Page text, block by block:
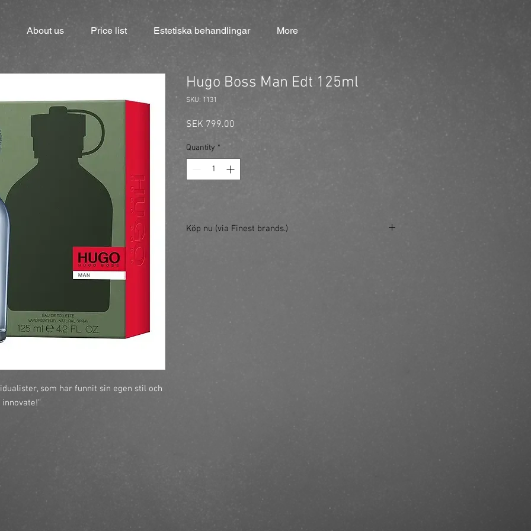
About us Price list Estetiska behandlingar More
som har funnit sin egen stil och
Hugo Boss Man Edt 125ml
SKU: 1131
SEK 799.00
Quantity *
Köp nu (via Finest brands.)